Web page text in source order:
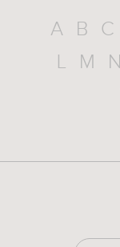
A B C
L
M N